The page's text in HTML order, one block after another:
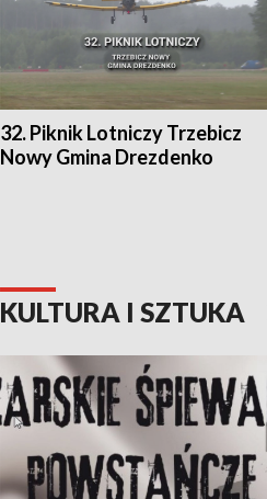
32. Piknik Lotniczy Trzebicz
Nowy Gmina Drezdenko
KULTURA I SZTUKA